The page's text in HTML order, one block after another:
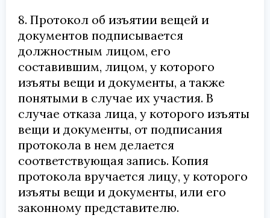
8. Протокол об изъятии вещей и
документов подписывается
должностным лицом, его
составившим, лицом, у которого
изъяты вещи и документы, а также
понятыми в случае их участия. В
случае отказа лица, у которого изъяты
вещи и документы, от подписания
протокола в нем делается
соответствующая запись. Копия
протокола вручается лицу, у которого
изъяты вещи и документы, или его
законному представителю.